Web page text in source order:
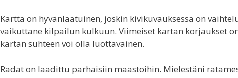
Kartta on hyvänlaatuinen, joskin kivikuvauksessa on
vaikuttane kilpailun kulkuun. Viimeiset kartan korjaukset
kartan suhteen voi olla luottavainen.
Radat on laadittu parhaisiin maastoihin. Mielestäni